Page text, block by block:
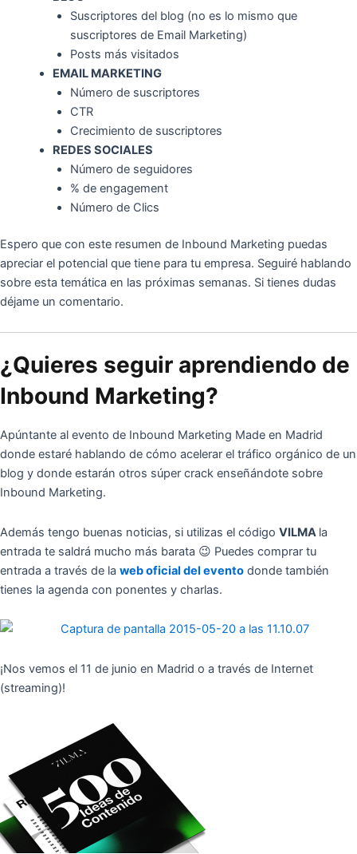
Suscriptores del blog (no es lo mismo que
suscriptores de Email Marketing)
Posts más visitados
EMAIL MARKETING
Número de suscriptores
CTR
Crecimiento de suscriptores
REDES SOCIALES
Número de seguidores
% de engagement
Número de Clics
Espero que con este resumen de Inbound Marketing puedas
apreciar el potencial que tiene para tu empresa. Seguiré hablando
sobre esta temática en las próximas semanas. Si tienes dudas
déjame un comentario.
¿Quieres seguir aprendiendo de
Inbound Marketing?
Apúntante al evento de Inbound Marketing Made en Madrid
donde estaré hablando de cómo acelerar el tráfico orgánico de un
blog y donde estarán otros súper crack enseñándote sobre
Inbound Marketing.
Además tengo buenas noticias, si utilizas el código VILMA la
entrada te saldrá mucho más barata 😉 Puedes comprar tu
entrada a través de la web oficial del evento donde también
tienes la agenda con ponentes y charlas.
¡Nos vemos el 11 de junio en Madrid o a través de Internet
(streaming)!